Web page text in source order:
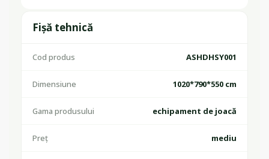
Fișă tehnică
Cod produs ASHDHSY001
Dimensiune 1020*790*550 cm
Gama produsului echipament de joacă
Preț mediu